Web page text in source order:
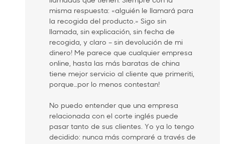
misma respuesta: «alguién le llamará para
la recogida del producto.» Sigo sin
llamada, sin explicación, sin fecha de
recogida, y claro – sin devolución de mi
dinero! Me parece que cualquier empresa
online, hasta las más baratas de china
tiene mejor servicio al cliente que primeriti,
porque…por lo menos contestan!
No puedo entender que una empresa
relacionada con el corte inglés puede
pasar tanto de sus clientes. Yo ya lo tengo
decidido: nunca más compraré a través de